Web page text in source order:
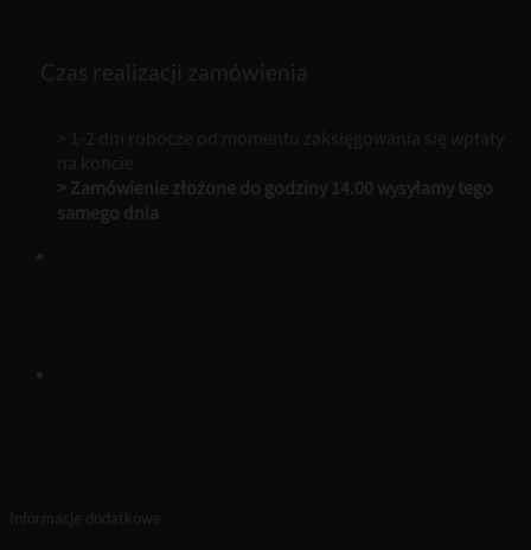
Zapach
Do
Czas realizacji zamówienia
> 1-2 dni robocze od momentu zaksięgowania się wpłaty
na koncie
> Zamówienie złożone do godziny 14.00 wysyłamy tego
samego dnia
Informacje dodatkowe